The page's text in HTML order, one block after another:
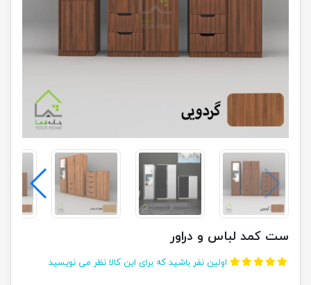
ست کمد لباس و دراور
اولین نفر باشید که برای این کالا نظر می نویسید